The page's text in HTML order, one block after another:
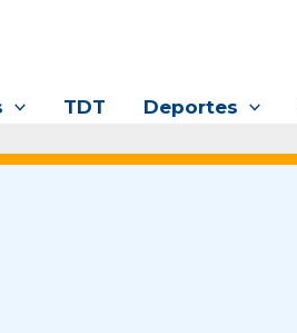
TDT Deportes